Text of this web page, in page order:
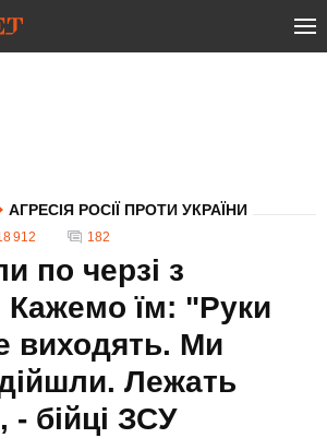
АГРЕСІЯ РОСІЇ ПРОТИ УКРАЇНИ
912 182
по черзі з
Кажемо їм: "Руки
виходять. Ми
Лежать
- бійці ЗСУ